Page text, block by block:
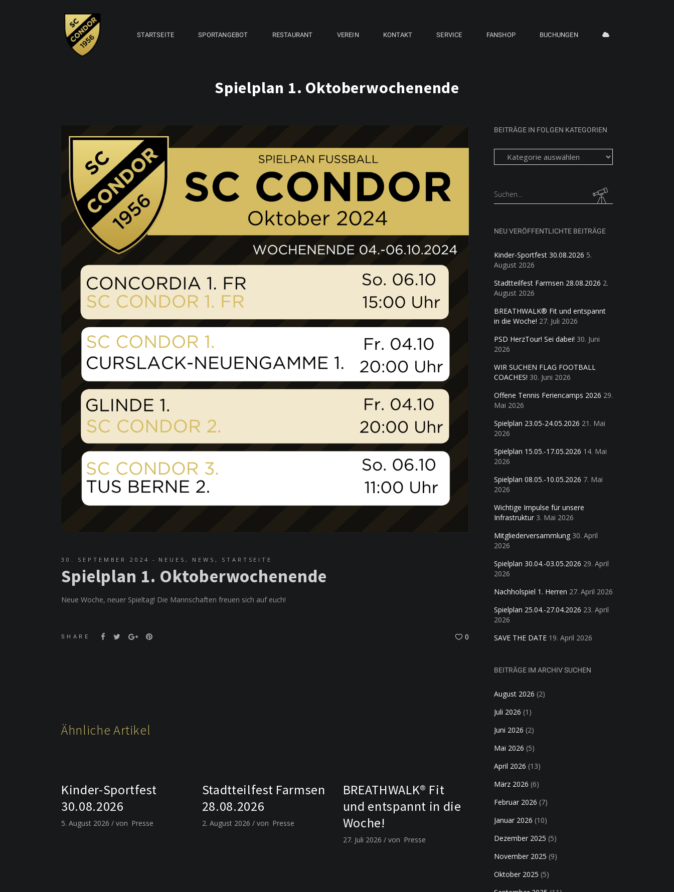
STARTSEITE SPORTANGEBOT RESTAURANT VEREIN KONTAKT SERVICE FANSHOP BUCHUNGEN
Spielplan 1. Oktoberwochenende
30. SEPTEMBER 2024 NEUES , NEWS , STARTSEITE
Spielplan 1. Oktoberwochenende
Neue Woche, neuer Spieltag! Die Mannschaften freuen sich auf euch!
SHARE 0
Ähnliche Artikel
Kinder-Sportfest
30.08.2026
5. August 2026 von Presse
Stadtteilfest Farmsen
28.08.2026
2. August 2026 von Presse
BREATHWALK® Fit
und entspannt in die
Woche!
27. Juli 2026 von Presse
BEITRÄGE IN FOLGEN KATEGORIEN
Beiträge
in
Kategorien
Search
for:
NEU VERÖFFENTLICHTE BEITRÄGE
Kinder-Sportfest 30.08.2026 5.
August 2026
Stadtteilfest Farmsen 28.08.2026 2.
August 2026
BREATHWALK® Fit und entspannt
in die Woche! 27. Juli 2026
PSD HerzTour! Sei dabei! 30. Juni
2026
WIR SUCHEN FLAG FOOTBALL
COACHES! 30. Juni 2026
Offene Tennis Feriencamps 2026 29.
Mai 2026
Spielplan 23.05-24.05.2026 21. Mai
2026
Spielplan 15.05.-17.05.2026 14. Mai
2026
Spielplan 08.05.-10.05.2026 7. Mai
2026
Wichtige Impulse für unsere
Infrastruktur 3. Mai 2026
Mitgliederversammlung 30. April
2026
Spielplan 30.04.-03.05.2026 29. April
2026
Nachholspiel 1. Herren 27. April 2026
Spielplan 25.04.-27.04.2026 23. April
2026
SAVE THE DATE 19. April 2026
BEITRÄGE IM ARCHIV SUCHEN
August 2026 (2)
Juli 2026 (1)
Juni 2026 (2)
Mai 2026 (5)
April 2026 (13)
März 2026 (6)
Februar 2026 (7)
Januar 2026 (10)
Dezember 2025 (5)
November 2025 (9)
Oktober 2025 (5)